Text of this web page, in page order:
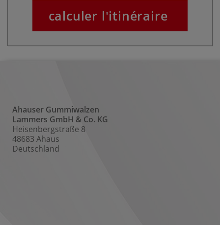
Ahauser Gummiwalzen
Lammers GmbH & Co. KG
Heisenbergstraße 8
48683 Ahaus
Deutschland